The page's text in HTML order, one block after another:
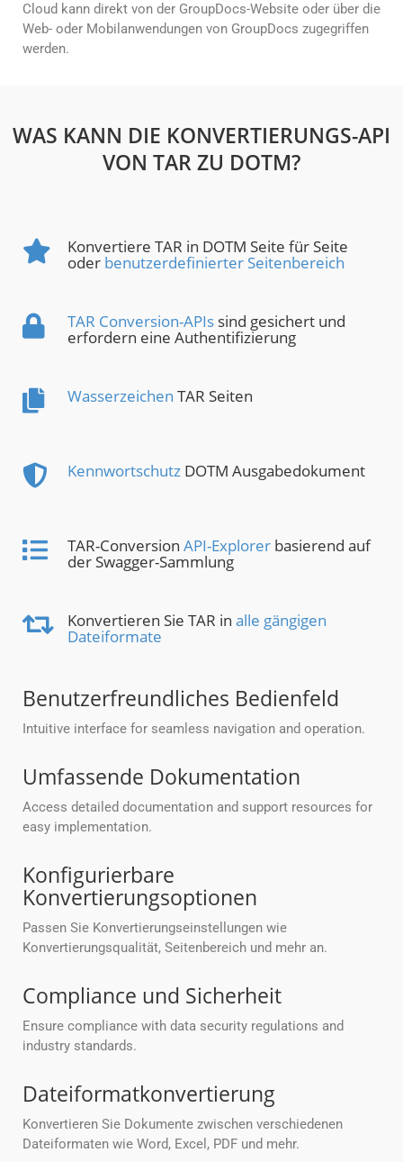
Cloud kann direkt von der GroupDocs-Website oder über die
Web- oder Mobilanwendungen von GroupDocs zugegriffen
werden.
WAS KANN DIE KONVERTIERUNGS-API
VON TAR ZU DOTM?
Konvertiere TAR in DOTM Seite für Seite
oder benutzerdefinierter Seitenbereich
TAR Conversion-APIs sind gesichert und
erfordern eine Authentifizierung
Wasserzeichen TAR Seiten
Kennwortschutz DOTM Ausgabedokument
TAR-Conversion API-Explorer basierend auf
der Swagger-Sammlung
Konvertieren Sie TAR in alle gängigen
Dateiformate
Benutzerfreundliches Bedienfeld
Intuitive interface for seamless navigation and operation.
Umfassende Dokumentation
Access detailed documentation and support resources for
easy implementation.
Konfigurierbare
Konvertierungsoptionen
Passen Sie Konvertierungseinstellungen wie
Konvertierungsqualität, Seitenbereich und mehr an.
Compliance und Sicherheit
Ensure compliance with data security regulations and
industry standards.
Dateiformatkonvertierung
Konvertieren Sie Dokumente zwischen verschiedenen
Dateiformaten wie Word, Excel, PDF und mehr.